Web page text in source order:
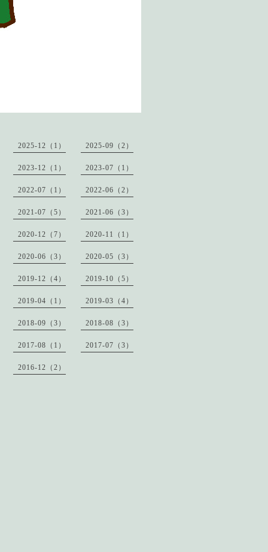
2025-12（1） 2025-09（2）
2023-12（1） 2023-07（1）
2022-07（1） 2022-06（2）
2021-07（5） 2021-06（3）
2020-12（7） 2020-11（1）
2020-06（3） 2020-05（3）
2019-12（4） 2019-10（5）
2019-04（1） 2019-03（4）
2018-09（3） 2018-08（3）
2017-08（1） 2017-07（3）
2016-12（2）